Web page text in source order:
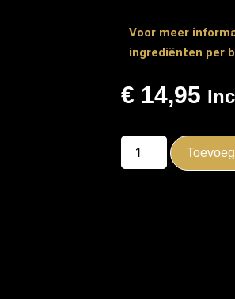
Voor meer
ingrediënten per
€ 14,95